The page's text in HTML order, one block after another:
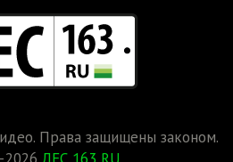
Права защищены законом.